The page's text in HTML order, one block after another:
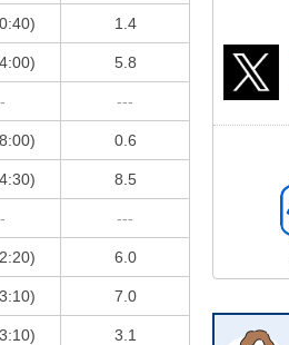
1.4
5.8
---
0.6
8.5
---
6.0
7.0
3.1